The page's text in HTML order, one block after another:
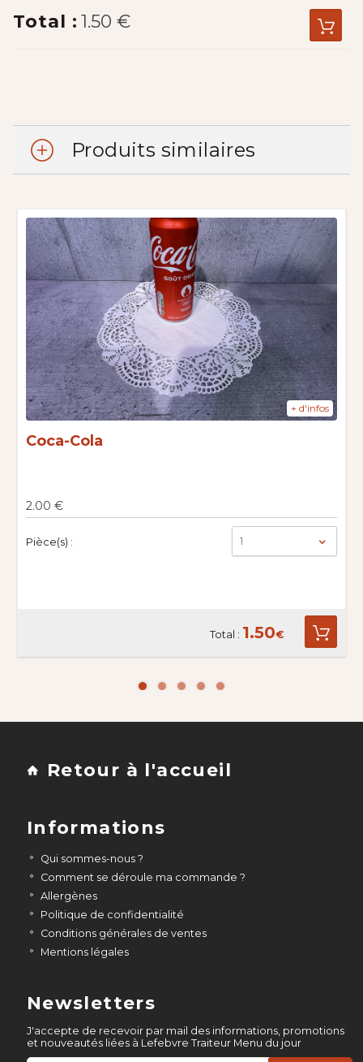
Total : 1.50 €
Produits similaires
+ d'infos
Coca-Cola
2.00 €
Pièce(s) : 1
Total : 1.50€
Retour à l'accueil
Informations
Qui sommes-nous ?
Comment se déroule ma commande ?
Allergènes
Politique de confidentialité
Conditions générales de ventes
Mentions légales
Newsletters
J'accepte de recevoir par mail des informations, promotions
et nouveautés liées à Lefebvre Traiteur Menu du jour